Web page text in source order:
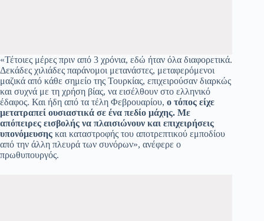
«Τέτοιες μέρες πριν από 3 χρόνια, εδώ ήταν όλα διαφορετικά.
Δεκάδες χιλιάδες παράνομοι μετανάστες, μεταφερόμενοι
μαζικά από κάθε σημείο της Τουρκίας, επιχειρούσαν διαρκώς
και συχνά με τη χρήση βίας, να εισέλθουν στο ελληνικό
έδαφος. Και ήδη από τα τέλη Φεβρουαρίου, ο τόπος είχε
μετατραπεί ουσιαστικά σε ένα πεδίο μάχης. Με
απόπειρες εισβολής να πλαισιώνουν και επιχειρήσεις
υπονόμευσης και καταστροφής του αποτρεπτικού εμποδίου
από την άλλη πλευρά των συνόρων», ανέφερε ο
πρωθυπουργός.